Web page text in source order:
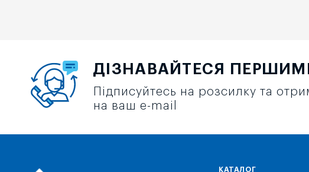
ДІЗНАВАЙТЕСЯ
Підписуйтесь на розсилку та
на ваш e-mail
КАТАЛОГ